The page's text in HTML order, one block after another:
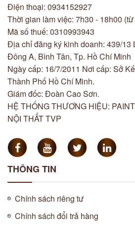
Điện thoại: 0934152927
Thời gian làm việc: 7h30 - 18h00
Mã số thuế: 0310993943
Địa chỉ đăng ký kinh doanh: 439/13
Đông A, Bình Tân, Tp. Hồ Chí Minh
Ngày cấp: 16/7/2011 Nơi cấp: Sở
Thành Phố Hồ Chí Minh.
Giám đốc: Đoàn Cao Sơn.
HỆ THỐNG THƯƠNG HIỆU:
NỘI THẤT TVP
THÔNG TIN
Chính sách riêng tư
Chính sách đổi trả hàng